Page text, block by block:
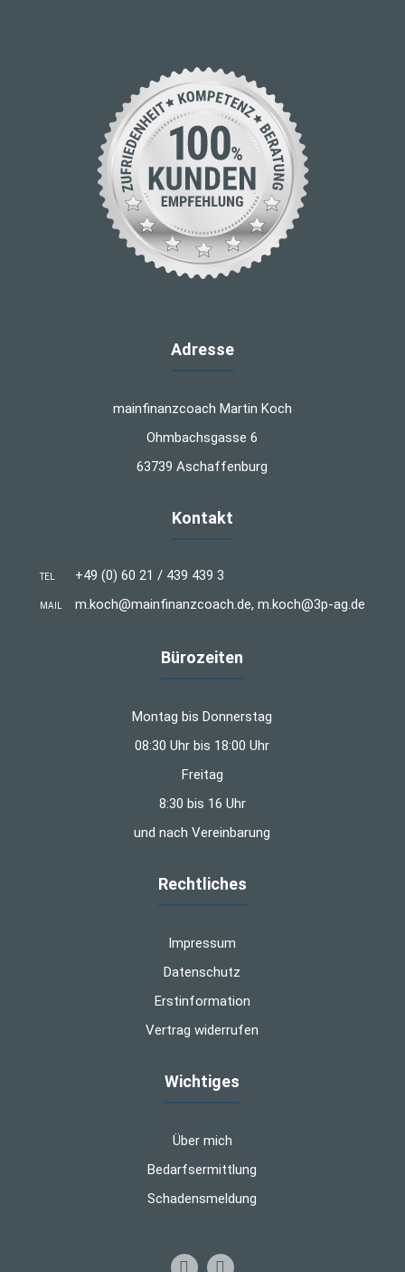
Adresse
mainfinanzcoach Martin Koch
Ohmbachsgasse 6
63739 Aschaffenburg
Kontakt
TEL +49 (0) 60 21 / 439 439 3
MAIL m.koch@mainfinanzcoach.de, m.koch@3p-ag.de
Bürozeiten
Montag bis Donnerstag
08:30 Uhr bis 18:00 Uhr
Freitag
8:30 bis 16 Uhr
und nach Vereinbarung
Rechtliches
Impressum
Datenschutz
Erstinformation
Vertrag widerrufen
Wichtiges
Über mich
Bedarfsermittlung
Schadensmeldung